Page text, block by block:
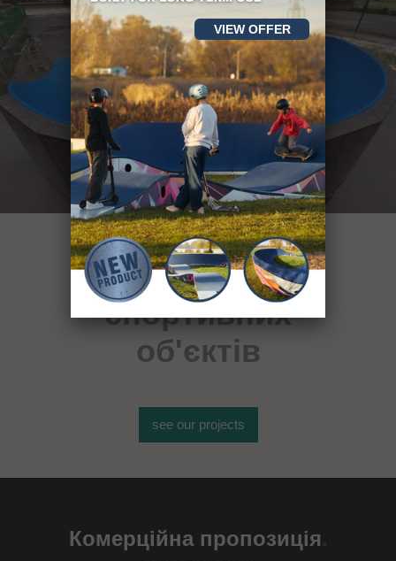
понад 400
спортивних
об'єктів
see our projects
Комерційна пропозиція.
VIEW OFFER